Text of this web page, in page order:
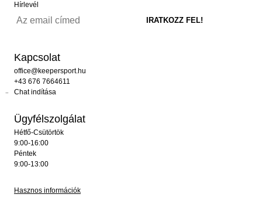
Hírlevél
Kapcsolat
office@keepersport.hu
+43 676 7664611
Chat indítása
Ügyfélszolgálat
Hétfő-Csütörtök
9:00-16:00
Péntek
9:00-13:00
Hasznos információk